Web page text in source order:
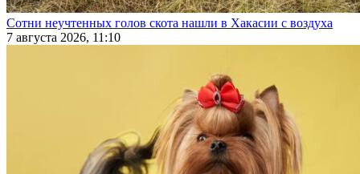
Сотни неучтенных голов скота нашли в Хакасии с воздуха
7 августа 2026, 11:10